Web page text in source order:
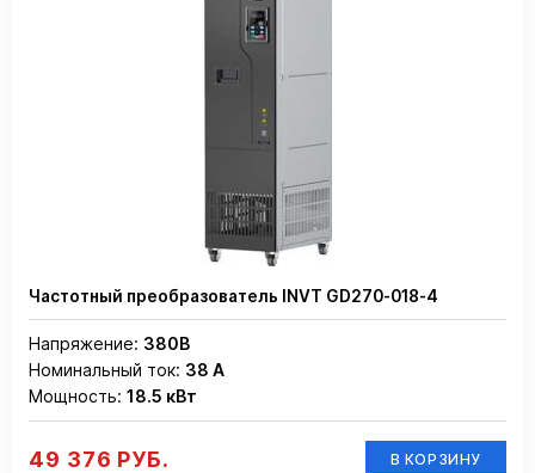
Частотный преобразователь INVT GD270-018-4
Напряжение: 380В
Номинальный ток: 38 А
Мощность: 18.5 кВт
49 376 РУБ. В КОРЗИНУ